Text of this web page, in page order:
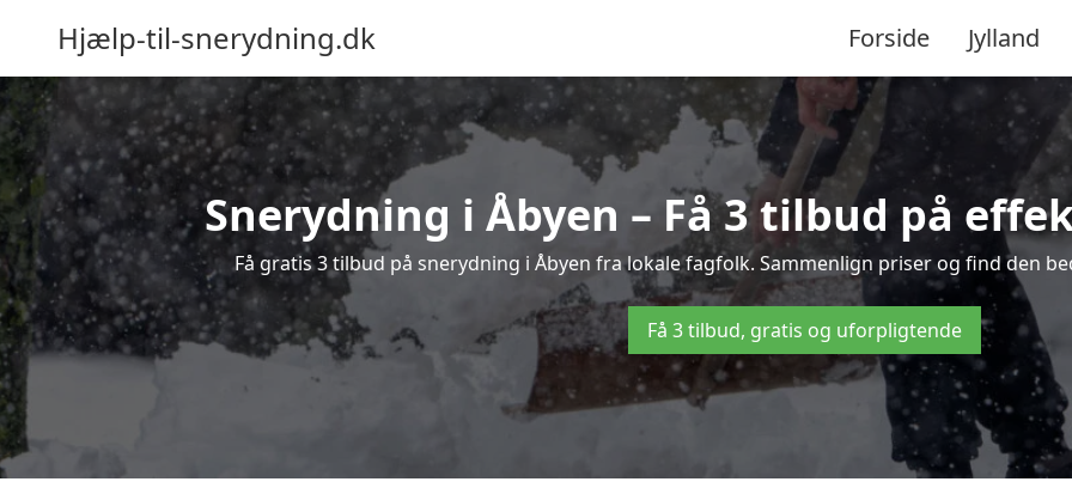
Hjælp-til-snerydning.dk Forside Jylland
Snerydning i Åbyen – Få 3 tilbud på
Få gratis 3 tilbud på snerydning i Åbyen fra lokale fagfolk. Sammenlign priser og find den
Få 3 tilbud, gratis og uforpligtende